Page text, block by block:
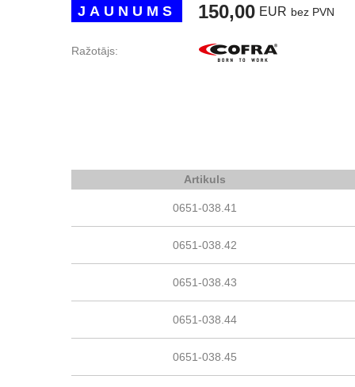
JAUNUMS 150,00 EUR bez PVN
Ražotājs:
Artikuls
0651-038.41
0651-038.42
0651-038.43
0651-038.44
0651-038.45